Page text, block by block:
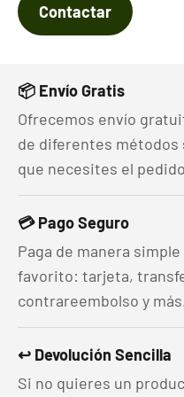
Contactar
📦 Envío Gratis
Ofrecemos envío
de diferentes métodos
que necesites el
💳 Pago Seguro
Paga de manera
favorito: tarjeta,
contrareembolso y
↩️ Devolución Sencilla
Si no quieres un